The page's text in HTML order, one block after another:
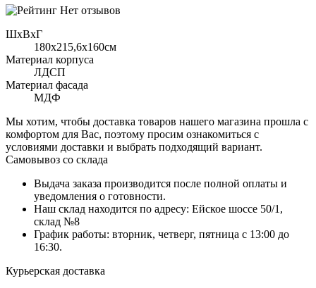
Нет отзывов
ШхВхГ
180x215,6х160см
Материал корпуса
ЛДСП
Материал фасада
МДФ
Мы хотим, чтобы доставка товаров нашего магазина прошла с
комфортом для Вас, поэтому просим ознакомиться с
условиями доставки и выбрать подходящий вариант.
Самовывоз со склада
Выдача заказа производится после полной оплаты и
уведомления о готовности.
Наш склад находится по адресу: Ейское шоссе 50/1,
склад №8
График работы: вторник, четверг, пятница с 13:00 до
16:30.
Курьерская доставка